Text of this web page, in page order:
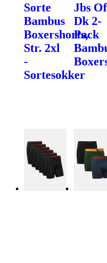
Sorte
Bambus
Boxershorts,
Str. 2xl
-
Sortesokker
Jbs Of
Dk 2-
Pack